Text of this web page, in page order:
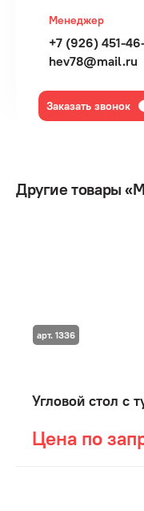
Менеджер
+7 (926) 451-
hev78@mail.ru
Заказать звонок
Другие товары
Угловой стол с
Цена по
арт. 1336